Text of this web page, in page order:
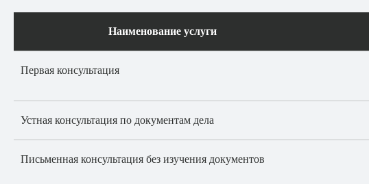
Наименование услуги
Первая консультация
Устная консультация по документам дела
Письменная консультация без изучения документов